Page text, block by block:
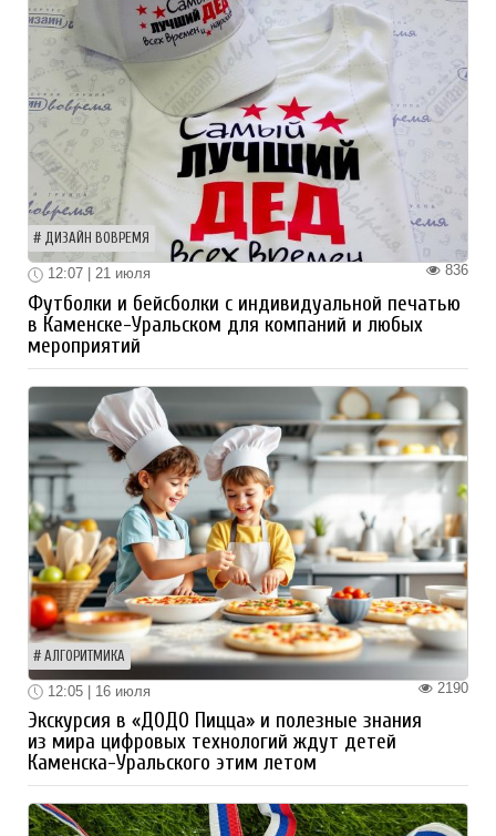
ДИЗАЙН ВОВРЕМЯ
836
12:07 | 21 июля
Футболки и бейсболки с индивидуальной печатью
в Каменске-Уральском для компаний и любых
мероприятий
АЛГОРИТМИКА
2190
12:05 | 16 июля
Экскурсия в «ДОДО Пицца» и полезные знания
из мира цифровых технологий ждут детей
Каменска-Уральского этим летом